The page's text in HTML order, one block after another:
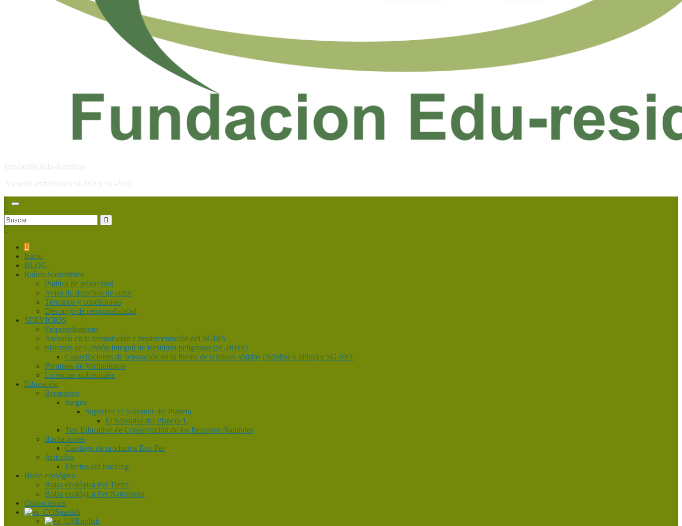
Inicio
BLOG
Raíces Sostenibles
Política de privacidad
Aviso de derechos de autor
Términos y condiciones
Descargo de responsabilidad
SERVICIOS
Emprendimiento
Asesoría en la formulación e implementación del SGIRS
Sistemas de Gestión Integral de Residuos peligrosos (SGIRHS)
Capacitaciones de separación en la fuente de residuos sólidos (Adultos y niños) y SG-SST
Permisos de Vertimientos
Licencias ambientales
Educación
Recreativo
Juegos
SuperFer El Salvador del Planeta
El Salvador del Planeta 1.
Test Educativo de Conservación de los Recursos Naturales
Ilustraciones
Catalogo de productos Eco-Fer
Artículos
Efectos del fracking
Bolsa ecológica
Bolsa ecológica Fer Tierra
Bolsa ecológica Fer Naturaleza
Contactemos
Spanish
English